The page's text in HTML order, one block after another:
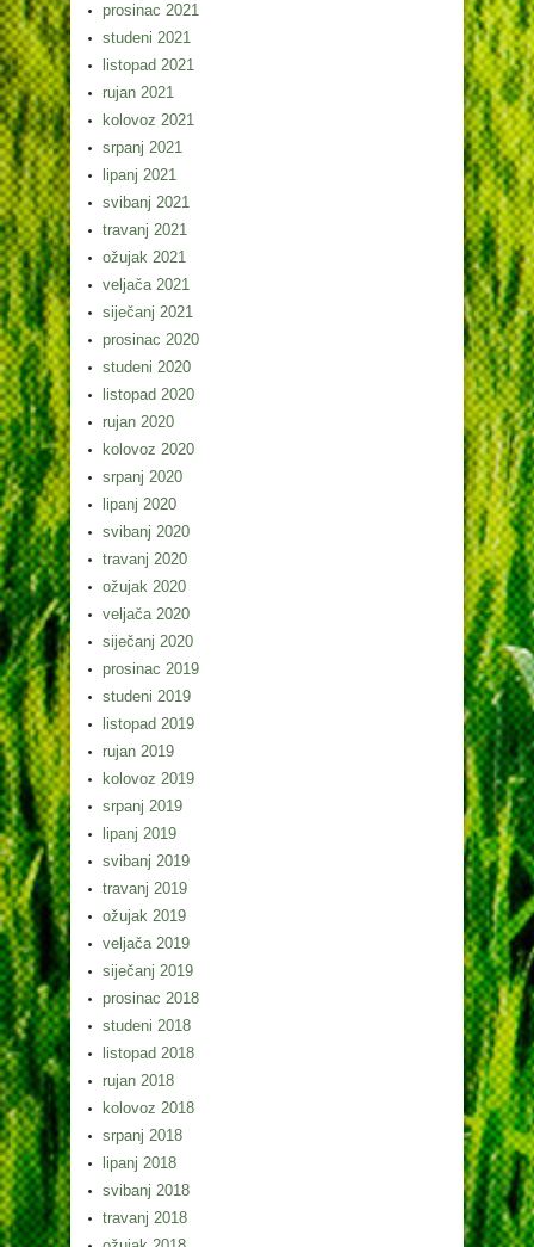
prosinac 2021
studeni 2021
listopad 2021
rujan 2021
kolovoz 2021
srpanj 2021
lipanj 2021
svibanj 2021
travanj 2021
ožujak 2021
veljača 2021
siječanj 2021
prosinac 2020
studeni 2020
listopad 2020
rujan 2020
kolovoz 2020
srpanj 2020
lipanj 2020
svibanj 2020
travanj 2020
ožujak 2020
veljača 2020
siječanj 2020
prosinac 2019
studeni 2019
listopad 2019
rujan 2019
kolovoz 2019
srpanj 2019
lipanj 2019
svibanj 2019
travanj 2019
ožujak 2019
veljača 2019
siječanj 2019
prosinac 2018
studeni 2018
listopad 2018
rujan 2018
kolovoz 2018
srpanj 2018
lipanj 2018
svibanj 2018
travanj 2018